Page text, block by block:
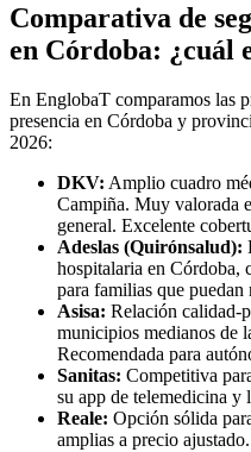
Comparativa de
en Córdoba: ¿cuál
En EnglobaT comparamos las
presencia en Córdoba y
2026:
DKV: Amplio cuadro
Campiña. Muy valorada
general. Excelente
Adeslas (Quirónsalud):
hospitalaria en Córdoba,
para familias que
Asisa: Relación calidad-
municipios medianos de
Recomendada para
Sanitas: Competitiva
su app de telemedicina y
Reale: Opción sólida
amplias a precio ajustado.